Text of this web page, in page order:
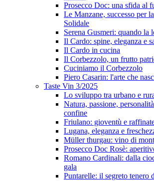
Prosecco Doc: una sfida al
Le Manzane, successo per
Solidale
Serena Gusmeri: quando la
Il Cardo: spine, eleganza e
Il Cardo in cucina
Il Corbezzolo, un frutto
Cuciniamo il Corbezzolo
Piero Casarin: l'arte che
Taste Vin 3/2025
Lo sviluppo tra urbano e
Natura, passione,
confine
Friulano: gioventù e
Lugana, eleganza e
Müller thurgau: vino di
Prosecco Doc Rosè:
Romano Cardinali: dalla
gala
Puntarelle: il segreto tenero